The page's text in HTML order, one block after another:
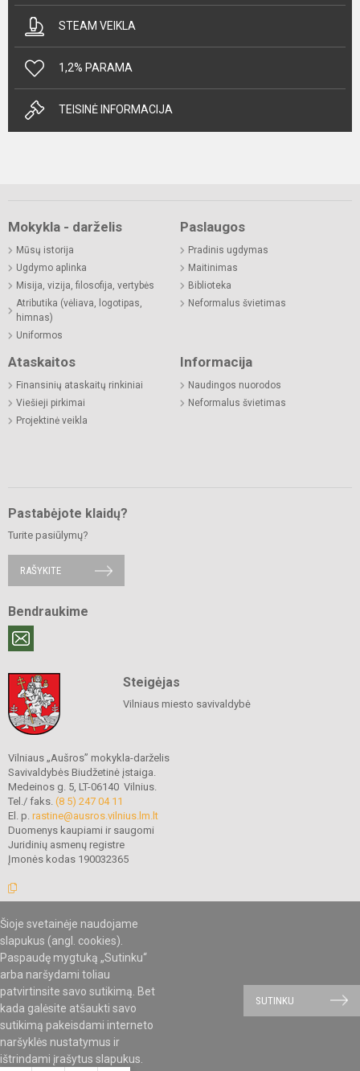
Šioje svetainėje naudojame
slapukus (angl. cookies).
Paspaudę mygtuką „Sutinku“
arba naršydami toliau
patvirtinsite savo sutikimą. Bet
kada galėsite atšaukti savo
sutikimą pakeisdami interneto
naršyklės nustatymus ir
ištrindami įrašytus slapukus.
SUTINKU
STEAM VEIKLA
1,2% PARAMA
TEISINĖ INFORMACIJA
Mokykla - darželis
Mūsų istorija
Ugdymo aplinka
Misija, vizija, filosofija, vertybės
Atributika (vėliava, logotipas,
himnas)
Uniformos
Paslaugos
Pradinis ugdymas
Maitinimas
Biblioteka
Neformalus švietimas
Ataskaitos
Finansinių ataskaitų rinkiniai
Viešieji pirkimai
Projektinė veikla
Informacija
Naudingos nuorodos
Neformalus švietimas
Pastabėjote klaidų?
Turite pasiūlymų?
RAŠYKITE
Bendraukime
Steigėjas
Vilniaus miesto savivaldybė
Vilniaus „Aušros” mokykla-darželis
Savivaldybės Biudžetinė įstaiga.
Medeinos g. 5, LT-06140 Vilnius.
Tel./ faks. (8 5) 247 04 11
El. p. rastine@ausros.vilnius.lm.lt
Duomenys kaupiami ir saugomi
Juridinių asmenų registre
Įmonės kodas 190032365
© 2019. Vilniaus „Aušros” mokykla-darželis. Visos teisės saugomos.
Kopijuoti turinį be raštiško mokyklos administracijos sutikimo griežtai
Mes kuriame mokykloms